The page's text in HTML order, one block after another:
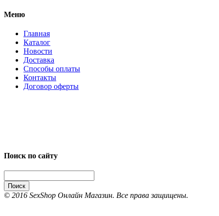
Меню
Главная
Каталог
Новости
Доставка
Способы оплаты
Контакты
Договор оферты
Поиск по сайту
Поиск
© 2016 SexShop Онлайн Магазин. Все права защищены.